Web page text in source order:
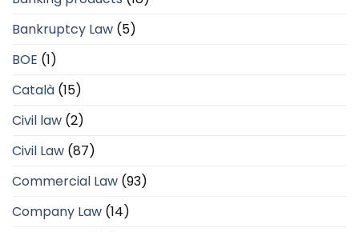
Bankruptcy Law (5)
BOE (1)
Català (15)
Civil law (2)
Civil Law (87)
Commercial Law (93)
Company Law (14)